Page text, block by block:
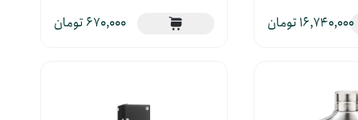
16,740,000
670,000